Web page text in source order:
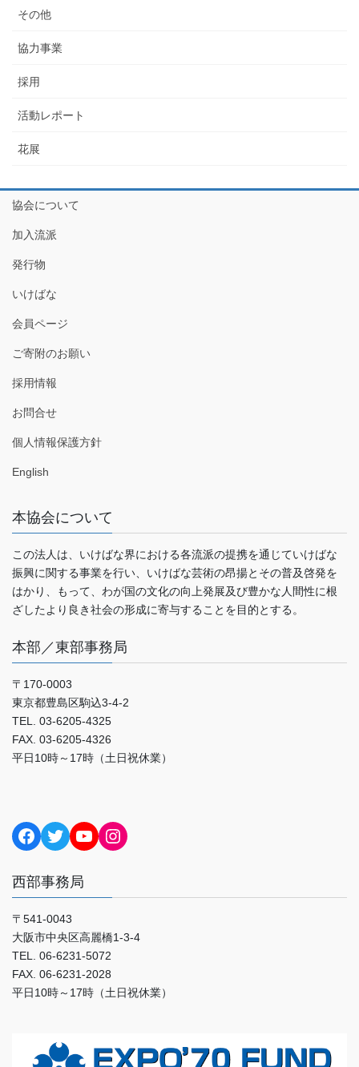
その他
協力事業
採用
活動レポート
花展
協会について
加入流派
発行物
いけばな
会員ページ
ご寄附のお願い
採用情報
お問合せ
個人情報保護方針
English
本協会について
この法人は、いけばな界における各流派の提携を通じていけばな
振興に関する事業を行い、いけばな芸術の昂揚とその普及啓発を
はかり、もって、わが国の文化の向上発展及び豊かな人間性に根
ざしたより良き社会の形成に寄与することを目的とする。
本部／東部事務局
〒170-0003
東京都豊島区駒込3-4-2
TEL. 03-6205-4325
FAX. 03-6205-4326
平日10時～17時（土日祝休業）
Facebook
TwitterYouTubeInstagram
西部事務局
〒541-0043
大阪市中央区高麗橋1-3-4
TEL. 06-6231-5072
FAX. 06-6231-2028
平日10時～17時（土日祝休業）